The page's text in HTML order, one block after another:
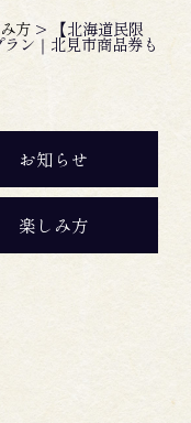
方 > 【北海道民限
ン｜北見市商品券も
お知らせ
楽しみ方